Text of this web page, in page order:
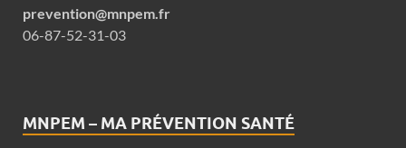
prevention@mnpem.fr
06-87-52-31-03
MNPEM – MA PRÉVENTION SANTÉ